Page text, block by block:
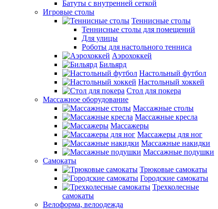
Батуты с внутренней сеткой
Игровые столы
Теннисные столы
Теннисные столы для помещений
Для улицы
Роботы для настольного тенниса
Аэрохоккей
Бильярд
Настольный футбол
Настольный хоккей
Стол для покера
Массажное оборудование
Массажные столы
Массажные кресла
Массажеры
Массажеры для ног
Массажные накидки
Массажные подушки
Самокаты
Трюковые самокаты
Городские самокаты
Трехколесные
самокаты
Велоформа, велоодежда